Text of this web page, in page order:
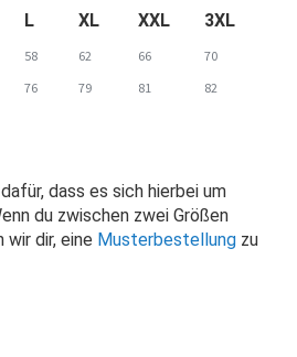
L XL XXL 3XL
58 62 66
70
76 79 81 82
dass es sich hierbei um
du zwischen zwei Größen
dir, eine Musterbestellung zu